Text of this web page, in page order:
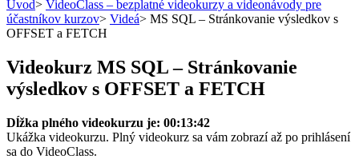
Úvod> VideoClass – bezplatné videokurzy a videonávody pre
účastníkov kurzov> Videá> MS SQL – Stránkovanie výsledkov s
OFFSET a FETCH
Videokurz MS SQL – Stránkovanie
výsledkov s OFFSET a FETCH
Dĺžka plného videokurzu je: 00:13:42
Ukážka videokurzu. Plný videokurz sa vám zobrazí až po prihlásení
sa do VideoClass.